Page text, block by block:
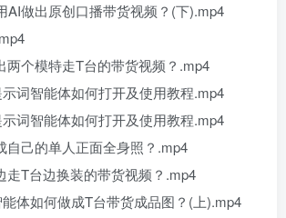
AI做出原创口播带货视频？(下).mp4
两个模特走T台的带货视频？.mp4
词智能体如何打开及使用教程.mp4
词智能体如何打开及使用教程.mp4
自己的单人正面全身照？.mp4
走T台边换装的带货视频？.mp4
体如何做成T台带货成品图？(上).mp4